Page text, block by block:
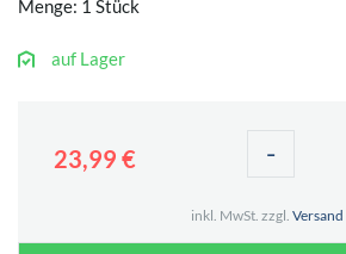
Menge: 1 Stück
auf Lager
23,99 € -
inkl. MwSt. zzgl. Versand